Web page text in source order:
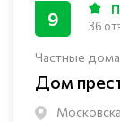
Частные
Дом
9 36